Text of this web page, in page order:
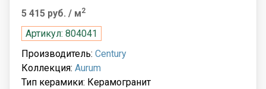
5 415 руб. / м2
Артикул: 804041
Производитель: Century
Коллекция: Aurum
Тип керамики: Керамогранит